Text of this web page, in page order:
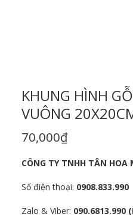
KHUNG HÌNH
VUÔNG
70,000₫
CÔNG TY TNHH TÂN HOA
Số điện thoại: 0908.833.990
Zalo & Viber: 090.6813.990